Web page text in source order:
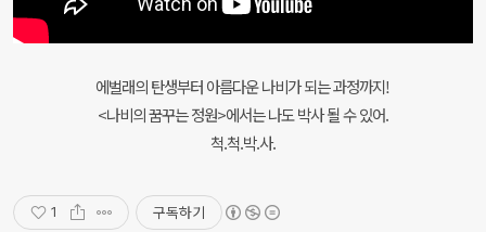
에벌래의 탄생부터 아름다운 나비가 되는 과정까지!
<나비의 꿈꾸는 정원>에서는 나도 박사 될 수 있어.
척.척.박.사.
1 구독하기